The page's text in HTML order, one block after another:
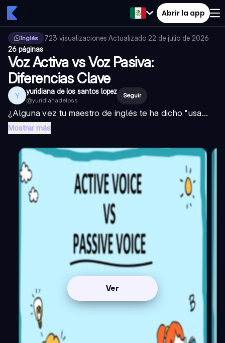
Abrir la app
Inglés 723 visualizaciones·Actualizado 22 de julio de 2026·
26 páginas
Voz Activa vs Voz Pasiva:
Diferencias Clave
Y yuridiana de los santos lopez
@yuridianadeloss
Seguir
¿Alguna vez tu maestro de inglés te ha dicho "usa...
Mostrar más
Ver